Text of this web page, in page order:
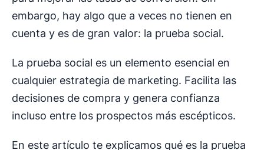
embargo, hay algo que a veces no tienen en
cuenta y es de gran valor: la prueba social.
La prueba social es un elemento esencial en
cualquier estrategia de marketing. Facilita las
decisiones de compra y genera confianza
incluso entre los prospectos más escépticos.
En este artículo te explicamos qué es la prueba